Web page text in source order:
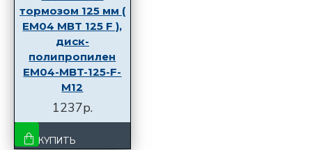
тормозом 125 мм (
EM04 MBT 125 F ),
диск-
полипропилен
EM04-MBT-125-F-
M12
1237р.
КУПИТЬ